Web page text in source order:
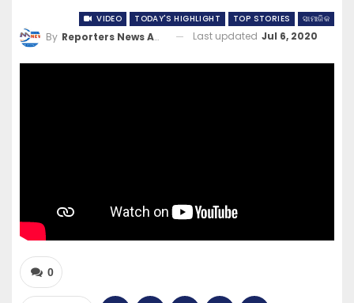
VIDEO TODAY'S HIGHLIGHT TOP STORIES ସାମାଜିକ
By Reporters News Agency Last updated Jul 6, 2020
0